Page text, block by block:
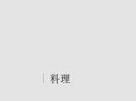
料理